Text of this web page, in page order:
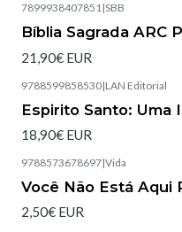
7899938407851|SBB
Bíblia Sagrada ARC
21,90€ EUR
9788599858530|LAN Editorial
Espirito Santo: Uma
18,90€ EUR
9788573678697|Vida
Você Não Está Aqui
2,50€ EUR